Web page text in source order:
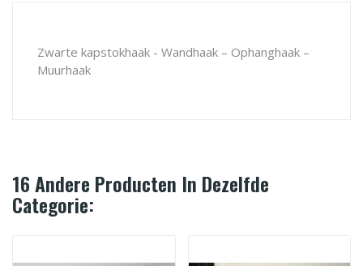
Zwarte kapstokhaak - Wandhaak – Ophanghaak –
Muurhaak
16 Andere Producten In Dezelfde
Categorie: